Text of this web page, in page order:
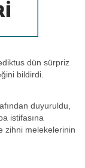
dün sürpriz
bildirdi.
duyuruldu,
istifasına
zihni melekelerinin